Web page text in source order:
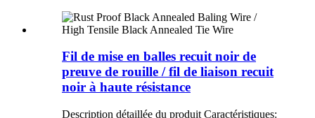
Fil de mise en balles recuit noir de
preuve de rouille / fil de liaison recuit
noir à haute résistance
Description détaillée du produit Caractéristiques: